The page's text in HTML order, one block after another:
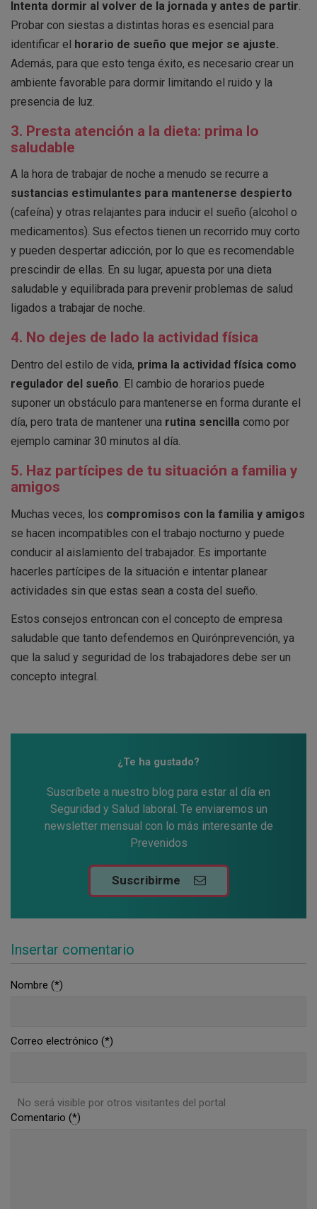
Intenta dormir al volver de la jornada y antes de partir
Probar con siestas a distintas horas es esencial para
identificar el horario de sueño que mejor se ajuste.
Además, para que esto tenga éxito, es necesario crear un
ambiente favorable para dormir limitando el ruido y la
presencia de luz.
3. Presta atención a la dieta: prima lo
saludable
A la hora de trabajar de noche a menudo se recurre a
sustancias estimulantes para mantenerse despierto
(cafeína) y otras relajantes para inducir el sueño (alcohol o
medicamentos). Sus efectos tienen un recorrido muy corto
y pueden despertar adicción, por lo que es recomendable
prescindir de ellas. En su lugar, apuesta por una dieta
saludable y equilibrada para prevenir problemas de salud
ligados a trabajar de noche.
4. No dejes de lado la actividad física
Dentro del estilo de vida, prima la actividad física como
regulador del sueño. El cambio de horarios puede
suponer un obstáculo para mantenerse en forma durante el
día, pero trata de mantener una rutina sencilla como por
ejemplo caminar 30 minutos al día.
5. Haz partícipes de tu situación a familia y
amigos
Muchas veces, los compromisos con la familia y amigos
se hacen incompatibles con el trabajo nocturno y puede
conducir al aislamiento del trabajador. Es importante
hacerles partícipes de la situación e intentar planear
actividades sin que estas sean a costa del sueño.
Estos consejos entroncan con el concepto de empresa
saludable que tanto defendemos en Quirónprevención, ya
que la salud y seguridad de los trabajadores debe ser un
concepto integral.
¿Te ha gustado?
Suscríbete a nuestro blog para estar al día en
Seguridad y Salud laboral. Te enviaremos un
newsletter mensual con lo más interesante de
Prevenidos
Suscribirme
Insertar comentario
Nombre (*)
Correo electrónico (*)
No será visible por otros visitantes del portal
Comentario (*)